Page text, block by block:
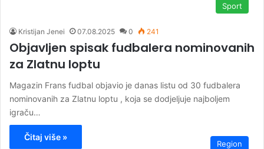
Sport
Kristijan Jenei 07.08.2025 0 241
Objavljen spisak fudbalera nominovanih
za Zlatnu loptu
Magazin Frans fudbal objavio je danas listu od 30 fudbalera
nominovanih za Zlatnu loptu , koja se dodjeljuje najboljem
igraču…
Čitaj više »
Region